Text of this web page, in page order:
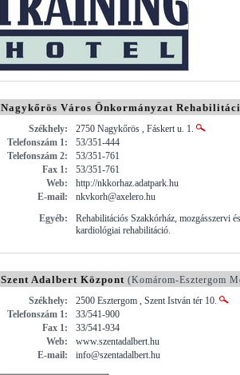
Nagykőrös Város Önkormányzat
Székhely:
2750 Nagykőrös , Fáskert u. 1.
Telefonszám 1:
53/351-444
Telefonszám 2:
53/351-761
Fax 1:
53/351-761
Web:
http://nkkorhaz.adatpark.hu
E-mail:
nkvkorh@axelero.hu
Egyéb:
Rehabilitációs Szakkórház, mozgásszervi és
kardiológiai rehabilitáció.
Szent Adalbert Központ (Komárom-Esztergom
Székhely:
2500 Esztergom , Szent István tér 10.
Telefonszám 1:
33/541-900
Fax 1:
33/541-934
Web:
www.szentadalbert.hu
E-mail:
info@szentadalbert.hu